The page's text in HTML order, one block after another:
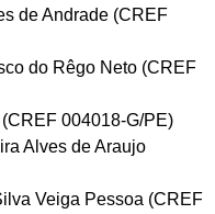
de Andrade (CREF
do Rêgo Neto (CREF
004018-G/PE)
Alves de Araujo
Veiga Pessoa (CREF